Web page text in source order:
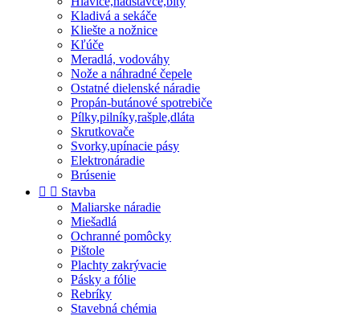
Kladivá a sekáče
Kliešte a nožnice
Kľúče
Meradlá, vodováhy
Nože a náhradné čepele
Ostatné dielenské náradie
Propán-butánové spotrebiče
Pílky,pilníky,rašple,dláta
Skrutkovače
Svorky,upínacie pásy
Elektronáradie
Brúsenie
  Stavba
Maliarske náradie
Miešadlá
Ochranné pomôcky
Pištole
Plachty zakrývacie
Pásky a fólie
Rebríky
Stavebná chémia